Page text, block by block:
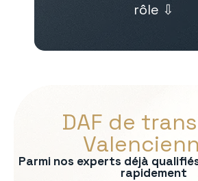
rôle ⇩
DAF de
Parmi nos experts déjà
rapidement